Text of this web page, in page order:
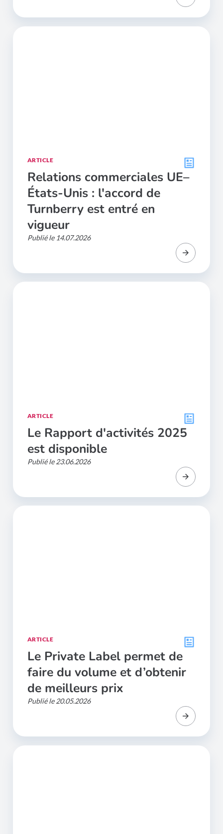
ARTICLE
Relations commerciales UE–
États-Unis : l'accord de
Turnberry est entré en
vigueur
Publié le 14.07.2026
ARTICLE
Le Rapport d'activités 2025
est disponible
Publié le 23.06.2026
ARTICLE
Le Private Label permet de
faire du volume et d’obtenir
de meilleurs prix
Publié le 20.05.2026